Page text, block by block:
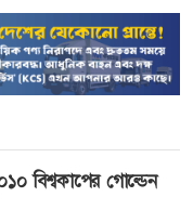
বিশ্বকাপের গোল্ডেন